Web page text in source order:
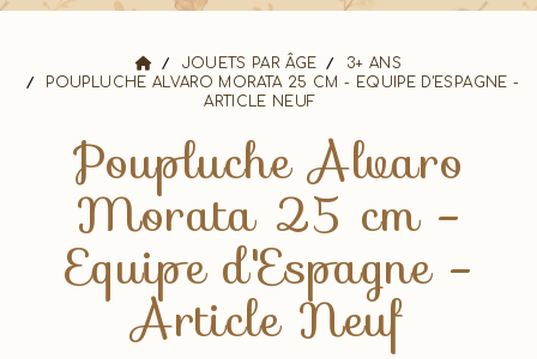
JOUETS PAR ÂGE
3+ ANS
POUPLUCHE ALVARO MORATA 25 CM - EQUIPE D'ESPAGNE -
ARTICLE NEUF
Poupluche Alvaro
Morata 25 cm -
Equipe d'Espagne -
Article Neuf